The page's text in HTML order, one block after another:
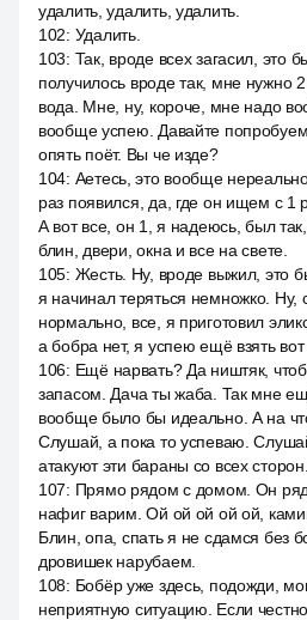
удалить, удалить, удалить.
102: Удалить.
103: Так, вроде всех загасил, это
получилось вроде так, мне нужно
вода. Мне, ну, короче, мне надо
вообще успею. Давайте
опять поёт. Вы че изде?
104: Аетесь, это вообще
раз появился, да, где он ищем с 1
А вот все, он 1, я надеюсь, был так,
блин, двери, окна и все на свете.
105: Жесть. Ну, вроде выжил, это
я начинал теряться немножко. Ну,
нормально, все, я приготовил
а бобра нет, я успею ещё взять
106: Ещё нарвать? Да ништяк,
запасом. Дача ты жаба. Так мне
вообще было бы идеально. А на
Слушай, а пока то успеваю.
атакуют эти бараны со всех
107: Прямо рядом с домом. Он
нафиг варим. Ой ой ой ой ой,
Блин, опа, спать я не сдамся без
дровишек нарубаем.
108: Бобёр уже здесь, подожди,
неприятную ситуацию. Если